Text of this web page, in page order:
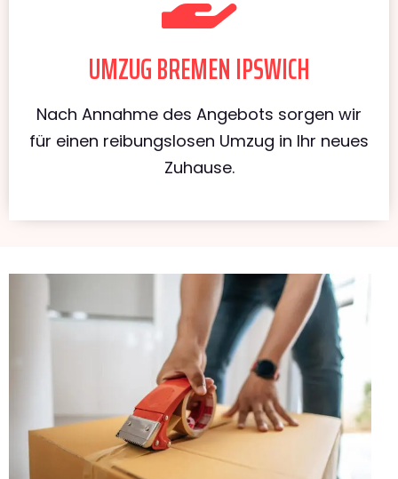
UMZUG BREMEN IPSWICH
Nach Annahme des Angebots sorgen wir
für einen reibungslosen Umzug in Ihr neues
Zuhause.